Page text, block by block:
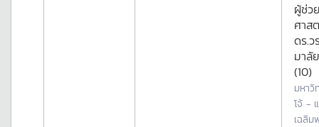
ผู้ช่วย
ศาส
ดร.
มาลั
(10)
มหาวิ
โจ้ -
เฉลิม